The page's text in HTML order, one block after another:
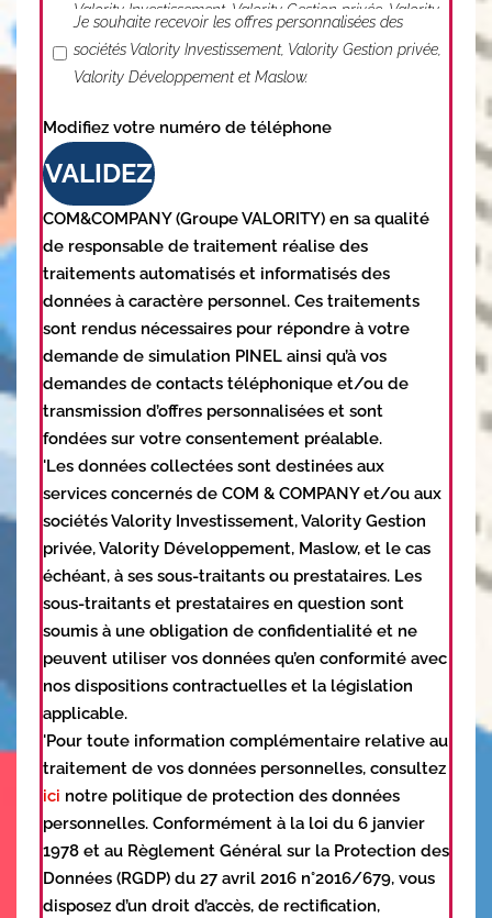
Valority Investissement, Valority Gestion privée, Valority
J'accepte de recevoir des informations
Je souhaite recevoir les offres personnalisées des
sociétés Valority Investissement, Valority Gestion privée,
Valority Développement et Maslow.
Modifiez votre numéro de téléphone
VALIDEZ
COM&COMPANY (Groupe VALORITY) en sa qualité
de responsable de traitement réalise des
traitements automatisés et informatisés des
données à caractère personnel. Ces traitements
sont rendus nécessaires pour répondre à votre
demande de simulation PINEL ainsi qu’à vos
demandes de contacts téléphonique et/ou de
transmission d’offres personnalisées et sont
fondées sur votre consentement préalable.
'Les données collectées sont destinées aux
services concernés de COM & COMPANY et/ou aux
sociétés Valority Investissement, Valority Gestion
privée, Valority Développement, Maslow, et le cas
échéant, à ses sous-traitants ou prestataires. Les
sous-traitants et prestataires en question sont
soumis à une obligation de confidentialité et ne
peuvent utiliser vos données qu’en conformité avec
nos dispositions contractuelles et la législation
applicable.
'Pour toute information complémentaire relative au
traitement de vos données personnelles, consultez
ici notre politique de protection des données
personnelles. Conformément à la loi du 6 janvier
1978 et au Règlement Général sur la Protection des
Données (RGDP) du 27 avril 2016 n°2016/679, vous
disposez d’un droit d’accès, de rectification,